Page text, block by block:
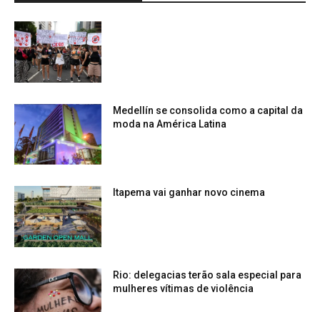
Medellín se consolida como a capital da
moda na América Latina
Itapema vai ganhar novo cinema
Rio: delegacias terão sala especial para
mulheres vítimas de violência